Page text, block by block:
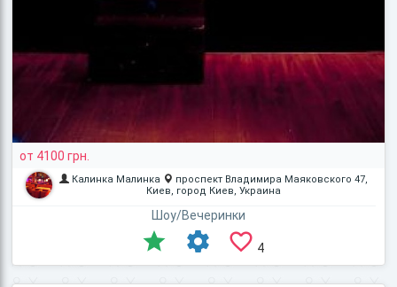
от 4100 грн.
Калинка Малинка
проспект Владимира Маяковского 47,
Киев, город Киев, Украина
Шоу/Вечеринки
4